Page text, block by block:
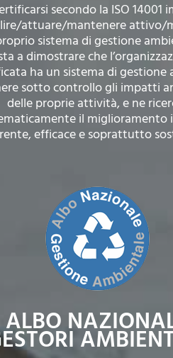
secondo la ISO 14001
attuare/mantenere attivo/
sistema di gestione
a dimostrare che
ha un sistema di gestione
sotto controllo gli impatti
delle proprie attività, e ne
il miglioramento
efficace e soprattutto
ALBO